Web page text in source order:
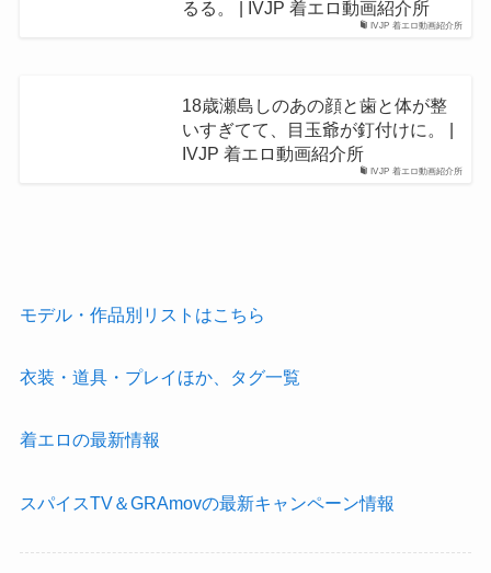
IVJP 着エロ動画紹介所
るる。 | IVJP 着エロ動画紹介所
IVJP 着エロ動画紹介所
18歳瀬島しのあの顔と歯と体が整
いすぎてて、目玉爺が釘付けに。 |
IVJP 着エロ動画紹介所
モデル・作品別リストはこちら
衣装・道具・プレイほか、タグ一覧
着エロの最新情報
スパイスTV＆GRAmovの最新キャンペーン情報